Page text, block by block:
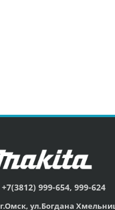
+7(3812) 999-654, 999-624
г.Омск, ул.Богдана